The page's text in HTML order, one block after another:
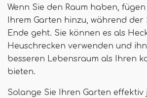
Wenn Sie den Raum haben, fügen
Ihrem Garten hinzu, während der
Ende geht. Sie können es als
Heuschrecken verwenden und
besseren Lebensraum als Ihren
bieten.
Solange Sie Ihren Garten effektiv